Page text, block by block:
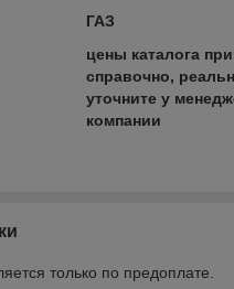
ГАЗ
цены каталога
справочно,
уточните у
компании
только по предоплате.